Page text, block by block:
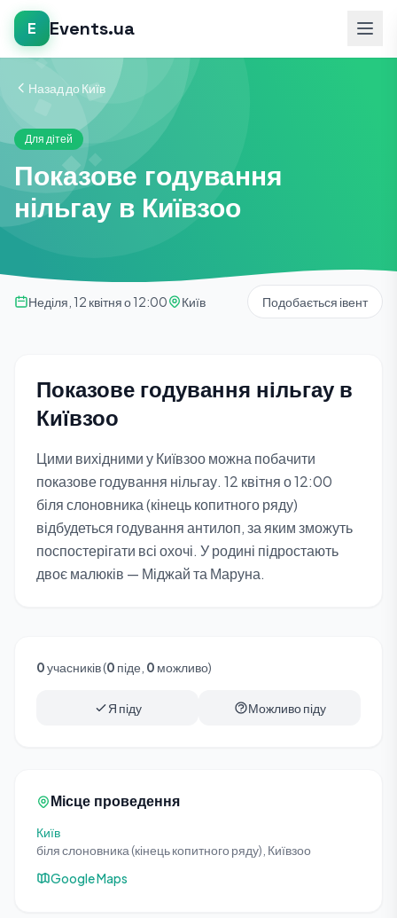
E Events.ua
Назад до Київ
Для дітей
Показове годування
нільгау в Київзоо
Неділя, 12 квітня о 12:00 Київ Подобається івент
Показове годування нільгау в
Київзоо
Цими вихідними у Київзоо можна побачити
показове годування нільгау. 12 квітня о 12:00
біля слоновника (кінець копитного ряду)
відбудеться годування антилоп, за яким зможуть
поспостерігати всі охочі. У родині підростають
двоє малюків — Міджай та Маруна.
0учасників (0 піде, 0 можливо)
Я піду Можливо піду
Місце проведення
Київ
біля слоновника (кінець копитного ряду), Київзоо
Google Maps